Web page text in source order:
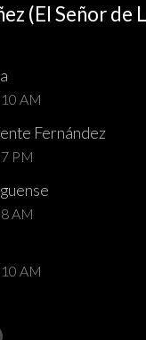
(El Señor de
AM
Fernández
PM
AM
AM